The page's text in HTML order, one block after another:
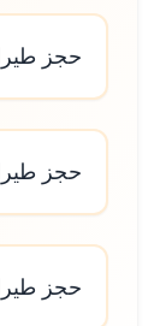
حجز طيران
حجز طيران
حجز طيران